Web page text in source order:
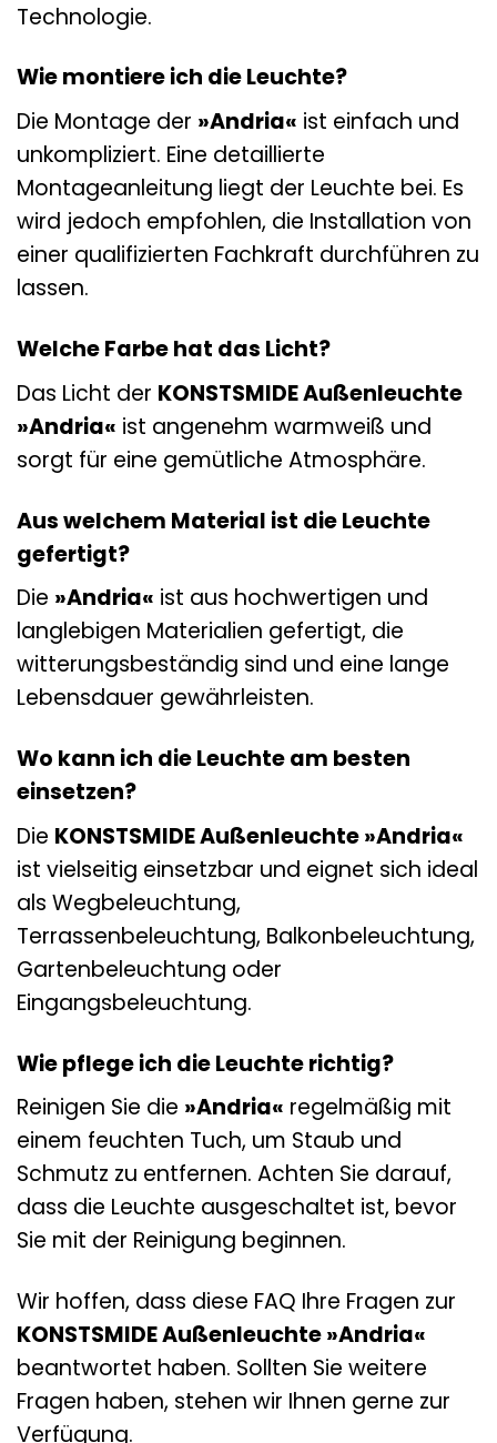
Technologie.
Wie montiere ich die Leuchte?
Die Montage der »Andria« ist einfach und
unkompliziert. Eine detaillierte
Montageanleitung liegt der Leuchte bei. Es
wird jedoch empfohlen, die Installation von
einer qualifizierten Fachkraft durchführen zu
lassen.
Welche Farbe hat das Licht?
Das Licht der KONSTSMIDE Außenleuchte
»Andria« ist angenehm warmweiß und
sorgt für eine gemütliche Atmosphäre.
Aus welchem Material ist die Leuchte
gefertigt?
Die »Andria« ist aus hochwertigen und
langlebigen Materialien gefertigt, die
witterungsbeständig sind und eine lange
Lebensdauer gewährleisten.
Wo kann ich die Leuchte am besten
einsetzen?
Die KONSTSMIDE Außenleuchte »Andria«
ist vielseitig einsetzbar und eignet sich ideal
als Wegbeleuchtung,
Terrassenbeleuchtung, Balkonbeleuchtung,
Gartenbeleuchtung oder
Eingangsbeleuchtung.
Wie pflege ich die Leuchte richtig?
Reinigen Sie die »Andria« regelmäßig mit
einem feuchten Tuch, um Staub und
Schmutz zu entfernen. Achten Sie darauf,
dass die Leuchte ausgeschaltet ist, bevor
Sie mit der Reinigung beginnen.
Wir hoffen, dass diese FAQ Ihre Fragen zur
KONSTSMIDE Außenleuchte »Andria«
beantwortet haben. Sollten Sie weitere
Fragen haben, stehen wir Ihnen gerne zur
Verfügung.